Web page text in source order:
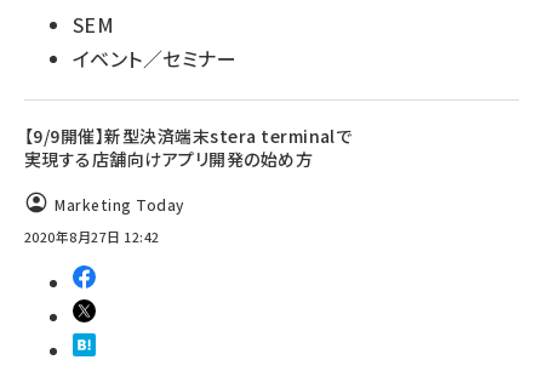
SEM
イベント／セミナー
【9/9開催】新型決済端末stera terminalで
実現する店舗向けアプリ開発の始め方
Marketing Today
2020年8月27日 12:42